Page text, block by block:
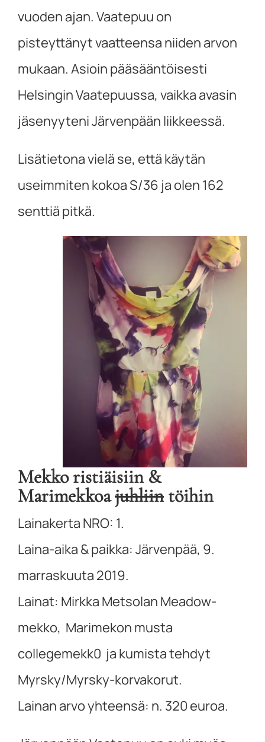
vuoden ajan. Vaatepuu on
pisteyttänyt vaatteensa niiden arvon
mukaan. Asioin pääsääntöisesti
Helsingin Vaatepuussa, vaikka avasin
jäsenyyteni Järvenpään liikkeessä.
Lisätietona vielä se, että käytän
useimmiten kokoa S/36 ja olen 162
senttiä pitkä.
Mekko ristiäisiin &
Marimekkoajuhliintöihin
Lainakerta NRO: 1.
Laina-aika & paikka: Järvenpää, 9.
marraskuuta 2019.
Lainat: Mirkka Metsolan Meadow-
mekko, Marimekon musta
collegemekk0 ja kumista tehdyt
Myrsky/Myrsky-korvakorut.
Lainan arvo yhteensä: n. 320 euroa.